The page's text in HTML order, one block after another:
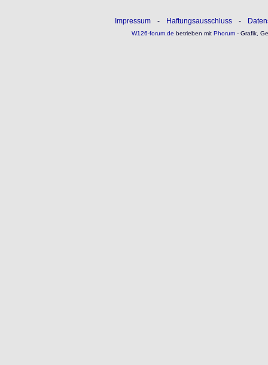
Impressum - Haftungsausschluss -
W126-forum.de betrieben mitPhorum- Grafik,